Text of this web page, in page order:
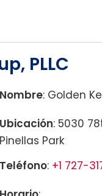
PLLC
Nombre: Golden
Ubicación: 5030
Pinellas Park
Teléfono: +1 727-